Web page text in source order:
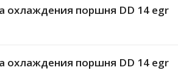
охлаждения поршня DD 14 egr
охлаждения поршня DD 14 egr